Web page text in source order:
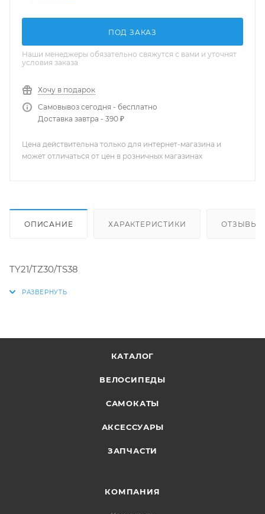
ПОД ЗАКАЗ
Наши менеджеры обязательно свяжутся с вами и уточнят
условия заказа
Хочу в подарок
Самовывоз сегодня - бесплатно
Доставка завтра - 390 ₽
Цена действительна только для интернет-магазина и
может отличаться от цен в розничных магазинах
ОПИСАНИЕ ХАРАКТЕРИСТИКИ ОТЗЫВЫ
TY21/TZ30/TS38
КАТАЛОГ
ВЕЛОСИПЕДЫ
САМОКАТЫ
АКСЕССУАРЫ
ЗАПЧАСТИ
КОМПАНИЯ